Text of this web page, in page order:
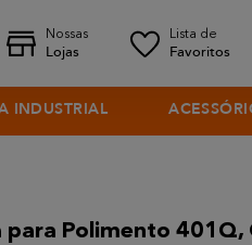
INDUSTRIAL
para Polimento